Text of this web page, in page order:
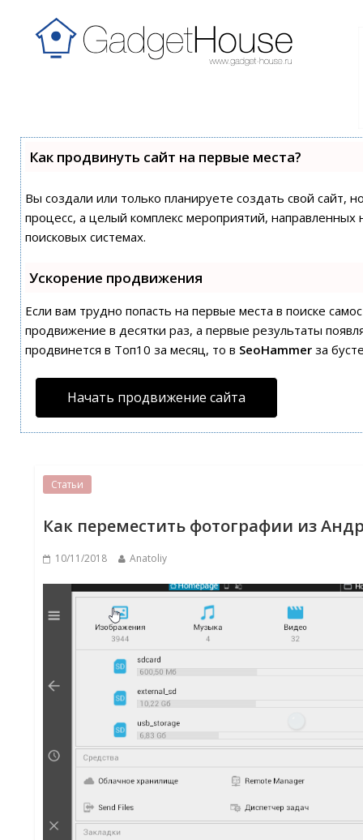
Как продвинуть сайт на первые места?
Вы создали или только планируете создать свой сайт,
процесс, а целый комплекс мероприятий,
поисковых системах.
Ускорение продвижения
Если вам трудно попасть на первые места в поиске
продвижение в десятки раз, а первые результаты
продвинется в Топ10 за месяц, то в SeoHammerза
Начать продвижение сайта
Статьи
Как переместить фотографии из
10/11/2018 Anatoliy